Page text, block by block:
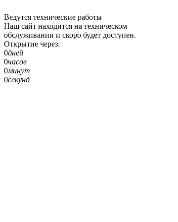
Ведутся технические работы
Наш сайт находится на техническом
обслуживании и скоро будет доступен.
Открытие через:
0дней
0часов
0минут
0секунд